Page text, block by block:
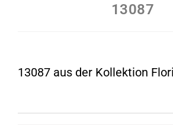
13087
13087 aus der Kollektion